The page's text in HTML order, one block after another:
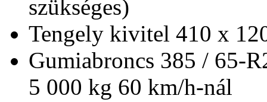
szükséges)
Tengely kivitel 410 x
Gumiabroncs 385 / 65-
5 000 kg 60 km/h-nál